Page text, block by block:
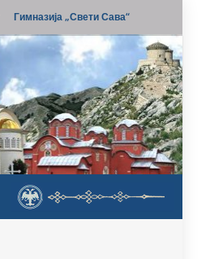
Гимназија „Свети Сава“